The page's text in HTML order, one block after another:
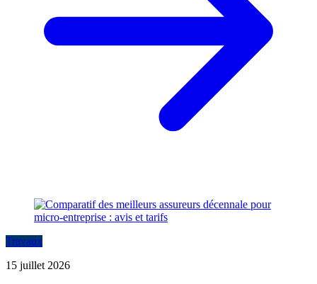
Travaux
15 juillet 2026